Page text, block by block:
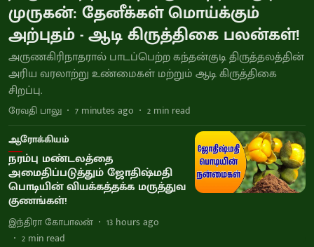
முருகன்: தேனீக்கள் மொய்க்கும்
அற்புதம் - ஆடி கிருத்திகை பலன்கள்!
அருணகிரிநாதரால் பாடப்பெற்ற கந்தன்குடி திருத்தலத்தின்
அரிய வரலாற்று உண்மைகள் மற்றும் ஆடி கிருத்திகை
சிறப்பு.
ரேவதி பாலு 7 minutes ago 2 min read
ஆரோக்கியம்
நரம்பு மண்டலத்தை
அமைதிப்படுத்தும் ஜோதிஷ்மதி
பொடியின் வியக்கத்தக்க மருத்துவ
குணங்கள்!
இந்திரா கோபாலன்
13 hours ago
2 min read